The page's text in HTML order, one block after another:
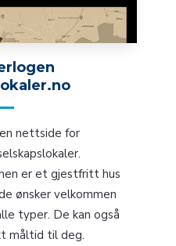
nettside for
er et gjestfritt hus
ønsker velkommen
typer. De kan også
måltid til deg.